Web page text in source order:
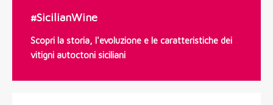
#SicilianWine
Scopri la storia, l'evoluzione e le caratteristiche dei
vitigni autoctoni siciliani